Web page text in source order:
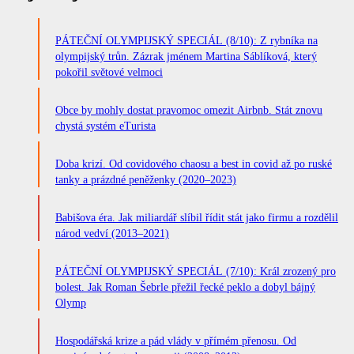
PÁTEČNÍ OLYMPIJSKÝ SPECIÁL (8/10): Z rybníka na
olympijský trůn. Zázrak jménem Martina Sáblíková, který
pokořil světové velmoci
Obce by mohly dostat pravomoc omezit Airbnb. Stát znovu
chystá systém eTurista
Doba krizí. Od covidového chaosu a best in covid až po ruské
tanky a prázdné peněženky (2020–2023)
Babišova éra. Jak miliardář slíbil řídit stát jako firmu a rozdělil
národ vedví (2013–2021)
PÁTEČNÍ OLYMPIJSKÝ SPECIÁL (7/10): Král zrozený pro
bolest. Jak Roman Šebrle přežil řecké peklo a dobyl bájný
Olymp
Hospodářská krize a pád vlády v přímém přenosu. Od